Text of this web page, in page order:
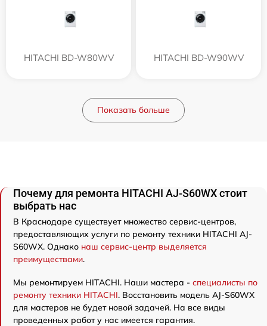
HITACHI BD-W80WV HITACHI BD-W90WV
Показать больше
Почему для ремонта HITACHI AJ-S60WX стоит
выбрать нас
В Краснодаре существует множество сервис-центров,
предоставляющих услуги по ремонту техники HITACHI AJ-
S60WX. Однако наш сервис-центр выделяется
преимуществами.
Мы ремонтируем HITACHI. Наши мастера - специалисты по
ремонту техники HITACHI. Восстановить модель AJ-S60WX
для мастеров не будет новой задачей. На все виды
проведенных работ у нас имеется гарантия.